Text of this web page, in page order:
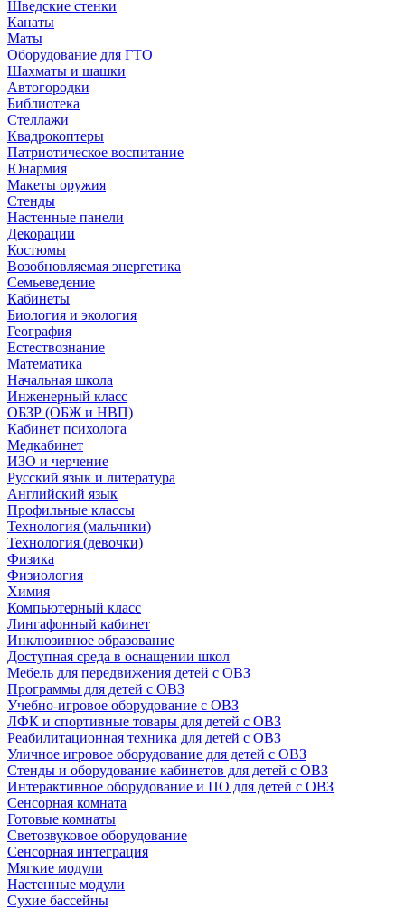
Шведские стенки
Канаты
Маты
Оборудование для ГТО
Шахматы и шашки
Автогородки
Библиотека
Стеллажи
Квадрокоптеры
Патриотическое воспитание
Юнармия
Макеты оружия
Стенды
Настенные панели
Декорации
Костюмы
Возобновляемая энергетика
Семьеведение
Кабинеты
Биология и экология
География
Естествознание
Математика
Начальная школа
Инженерный класс
ОБЗР (ОБЖ и НВП)
Кабинет психолога
Медкабинет
ИЗО и черчение
Русский язык и литература
Английский язык
Профильные классы
Технология (мальчики)
Технология (девочки)
Физика
Физиология
Химия
Компьютерный класс
Лингафонный кабинет
Инклюзивное образование
Доступная среда в оснащении школ
Мебель для передвижения детей с ОВЗ
Программы для детей с ОВЗ
Учебно-игровое оборудование с ОВЗ
ЛФК и спортивные товары для детей с ОВЗ
Реабилитационная техника для детей с ОВЗ
Уличное игровое оборудование для детей с ОВЗ
Стенды и оборудование кабинетов для детей с ОВЗ
Интерактивное оборудование и ПО для детей с ОВЗ
Сенсорная комната
Готовые комнаты
Светозвуковое оборудование
Сенсорная интеграция
Мягкие модули
Настенные модули
Сухие бассейны